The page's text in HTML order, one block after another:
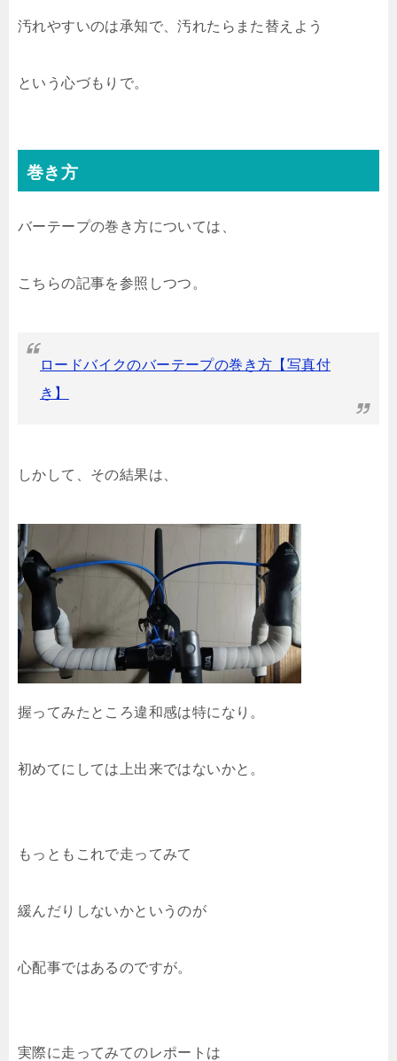
汚れやすいのは承知で、汚れたらまた替えよう
という心づもりで。
巻き方
バーテープの巻き方については、
こちらの記事を参照しつつ。
ロードバイクのバーテープの巻き方【写真付
き】
しかして、その結果は、
握ってみたところ違和感は特になり。
初めてにしては上出来ではないかと。
もっともこれで走ってみて
緩んだりしないかというのが
心配事ではあるのですが。
実際に走ってみてのレポートは